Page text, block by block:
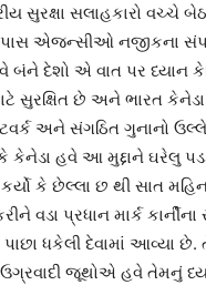
સુરક્ષા સલાહકારો વચ્ચે
એજન્સીઓ નજીકના
દેશો એ વાત પર ધ્યાન
સુરક્ષિત છે અને ભારત કેનેડા
અને સંગઠિત ગુનાનો
હવે આ મુદ્દાને ઘરેલુ
કે છેલ્લા છ થી સાત
વડા પ્રધાન માર્ક
પાછા ધકેલી દેવામાં આવ્યા
જૂથોએ હવે તેમનું